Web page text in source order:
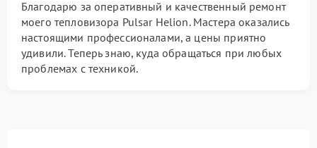
Благодарю за оперативный и качественный ремонт
моего тепловизора Pulsar Helion. Мастера оказались
настоящими профессионалами, а цены приятно
удивили. Теперь знаю, куда обращаться при любых
проблемах с техникой.